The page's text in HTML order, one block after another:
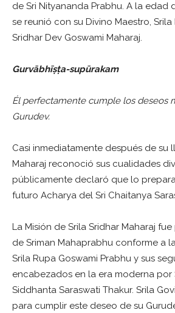
de Sri Nityananda Prabhu. A la edad
se reunió con su Divino Maestro, Srila
Sridhar Dev Goswami Maharaj.
Gurvābhīṣṭa-supūrakam
Él perfectamente cumple los deseos
Gurudev.
Casi inmediatamente después de su
Maharaj reconoció sus cualidades
públicamente declaró que lo
futuro Acharya del Sri Chaitanya
La Misión de Srila Sridhar Maharaj
de Sriman Mahaprabhu conforme a
Srila Rupa Goswami Prabhu y sus
encabezados en la era moderna por
Siddhanta Saraswati Thakur. Srila
para cumplir este deseo de su